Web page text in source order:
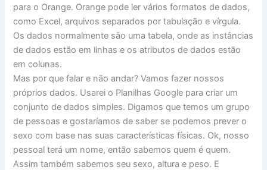
para o Orange. Orange pode ler vários formatos de dados,
como Excel, arquivos separados por tabulação e vírgula.
Os dados normalmente são uma tabela, onde as instâncias
de dados estão em linhas e os atributos de dados estão
em colunas.
Mas por que falar e não andar? Vamos fazer nossos
próprios dados. Usarei o Planilhas Google para criar um
conjunto de dados simples. Digamos que temos um grupo
de pessoas e gostaríamos de saber se podemos prever o
sexo com base nas suas características físicas. Ok, nosso
pessoal terá um nome, então sabemos quem é quem.
Assim também sabemos seu sexo, altura e peso. E